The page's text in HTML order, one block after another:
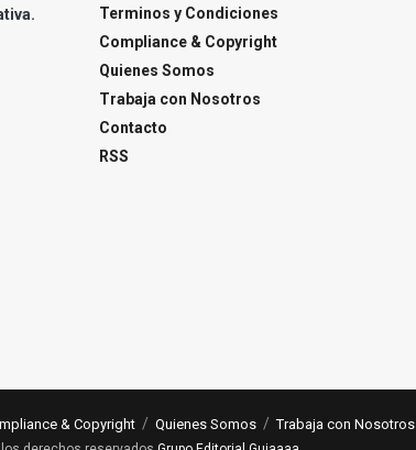
Terminos y Condiciones
Compliance & Copyright
Quienes Somos
Trabaja con Nosotros
Contacto
RSS
& Copyright Quienes Somos Trabaja con Nosotros